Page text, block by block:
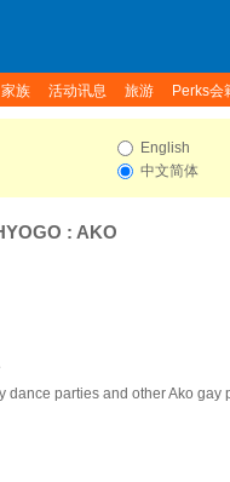
家族 活动讯息 旅游 Perks会
English
中文简体
: AKO
dance parties and other Ako